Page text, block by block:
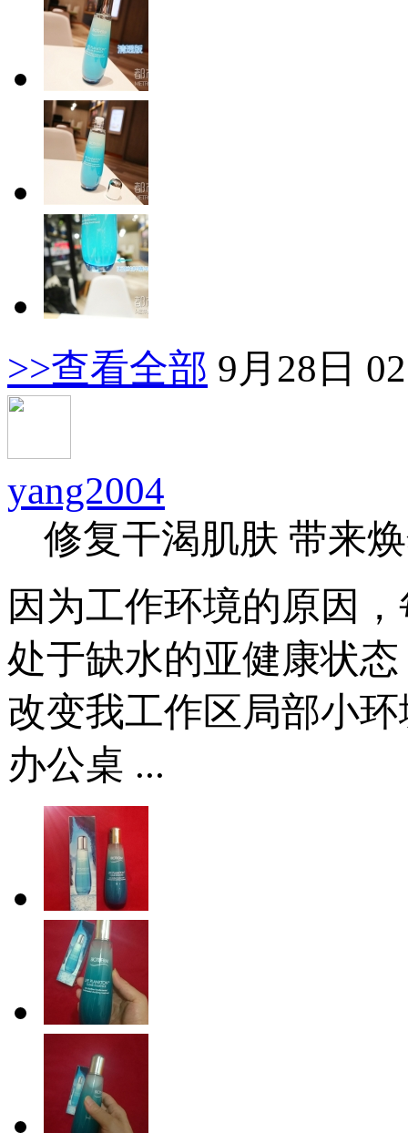
>>查看全部 9月28日
yang2004
修复干渴肌肤 带来
因为工作环境的原因
处于缺水的亚健康状
改变我工作区局部小
办公桌 ...